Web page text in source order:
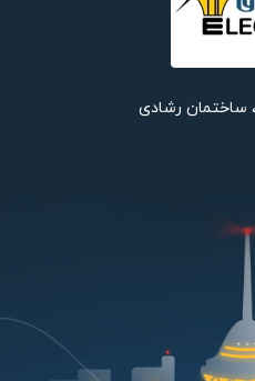
مربع می باشد که می تواند با
بر روی سقف آن را قرار داده که
این هواکش خانگی به دلیل داشتن درجه حفاظت IP4X قابلیت استفاده
ساختمان رشادی